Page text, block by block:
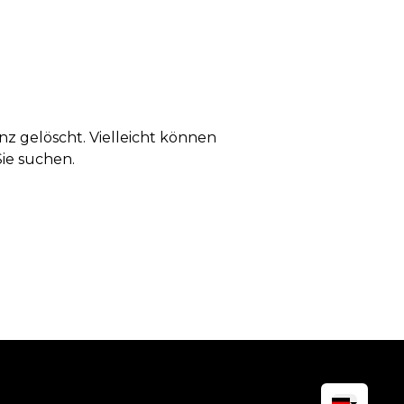
gelöscht. Vielleicht können
suchen.